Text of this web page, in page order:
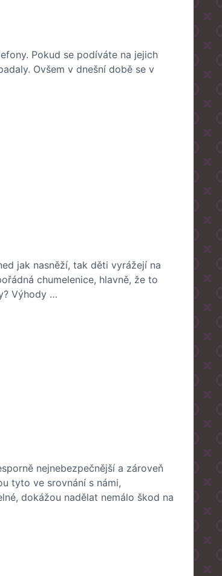
Pokud se podíváte na jejich
Ovšem v dnešní době se v
jak nasněží, tak děti vyrážejí na
chumelenice, hlavně, že to
Výhody …
nejnebezpečnější a zároveň
tyto ve srovnání s námi,
dokážou nadělat nemálo škod na